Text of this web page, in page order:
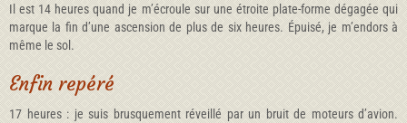
Il est 14 heures quand je m’écroule sur une étroite plate-forme dégagée qui
marque la fin d’une ascension de plus de six heures. Épuisé, je m’endors à
même le sol.
Enfin repéré
17 heures : je suis brusquement réveillé par un bruit de moteurs d’avion.